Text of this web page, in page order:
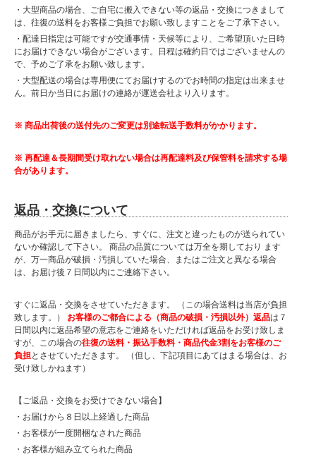
・大型商品の場合、ご自宅に搬入できない等の返品・交換につきまして
は、往復の送料をお客様ご負担でお願い致しますことをご了承下さい。
・配達日指定は可能ですが交通事情・天候等により、ご希望頂いた日時
にお届けできない場合がございます。日程は確約日ではございませんの
で、予めご了承をお願い致します。
・大型配送の場合は専用便にてお届けするのでお時間の指定は出来ませ
ん。前日か当日にお届けの連絡が運送会社より入ります。
※ 商品出荷後の送付先のご変更は別途転送手数料がかかります。
※ 再配達＆長期間受け取れない場合は再配達料及び保管料を請求する場
合があります。
返品・交換について
商品がお手元に届きましたら、すぐに、注文と違ったものが送られてい
ないか確認して下さい。 商品の品質については万全を期しており ます
が、万一商品が破損・汚損していた場合、またはご注文と異なる場合
は、お届け後７日間以内にご連絡下さい。
すぐに返品・交換をさせていただきます。 （この場合送料は当店が負担
致します。） お客様のご都合による（商品の破損・汚損以外）返品は７
日間以内に返品希望の意志をご連絡をいただければ返品をお受け致しま
すが、この場合の往復の送料・振込手数料・商品代金3割をお客様のご
負担とさせていただきます。 （但し、下記項目にあてはまる場合は、お
受け致しかねます）
【ご返品・交換をお受けできない場合】
・お届けから８日以上経過した商品
・お客様が一度開梱なされた商品
・お客様が組み立てられた商品